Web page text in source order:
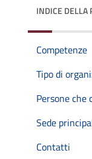
INDICE DELLA
Competenze
Tipo di
Persone
Sede
Contatti